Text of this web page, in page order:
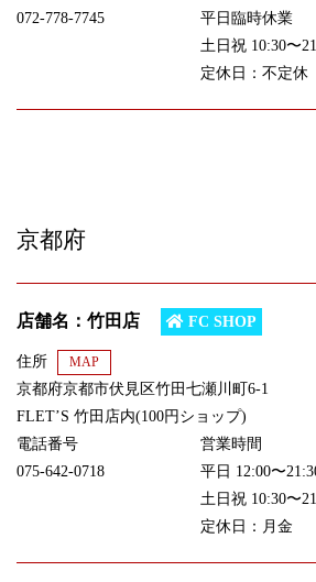
072-778-7745
平日臨時休業
土日祝 10:30〜
定休日：不定休
京都府
店舗名：竹田店 FC SHOP
住所 MAP
京都府京都市伏見区竹田七瀬川町6-1
FLET’S 竹田店内(100円ショップ)
電話番号
075-642-0718
営業時間
平日 12:00〜
土日祝 10:30〜
定休日：月金